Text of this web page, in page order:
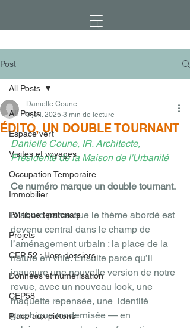
Post
All Posts
Espace vert
Visites et voyages
Occupation Temporaire
Immobilier
Politique territoriale
Projets
CEP 52 : Hors dossiers
Données et numérisation
CEP58
Place aux piétons
All Posts
ÉDITO, UN DOUBLE TOURNANT
Danielle Coune
9 juil. 2025 3 min de lecture
Danielle Coune, IR. Architecte,
Présidente de la Maison de l'Urbanité
Ce numéro marque un double tournant.
D’abord parce que le thème abordé est
devenu central dans le champ de
l’aménagement urbain : la place de la
nature en ville. Ensuite parce qu’il
inaugure une nouvelle version de notre
revue, avec un nouveau look, une
maquette repensée, une  identité
graphique modernisée — en